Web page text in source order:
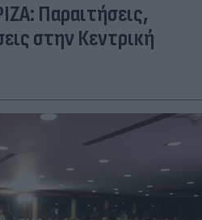
Παραιτήσεις,
στην Κεντρική